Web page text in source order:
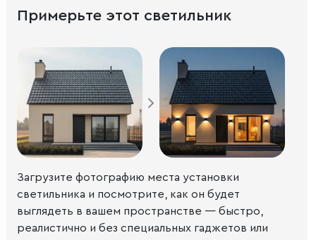
Примерьте этот светильник
Загрузите фотографию места установки
светильника и посмотрите, как он будет
выглядеть в вашем пространстве — быстро,
реалистично и без специальных гаджетов или